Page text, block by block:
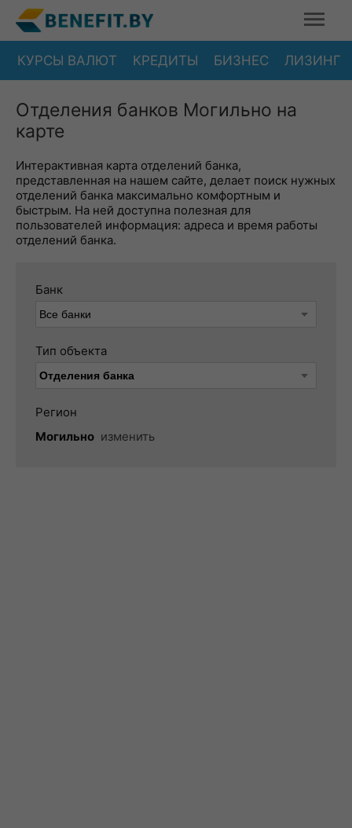
КУРСЫ ВАЛЮТ КРЕДИТЫ БИЗНЕС ЛИЗИНГ
Отделения банков Могильно на
карте
Интерактивная карта отделений банка,
представленная на нашем сайте, делает поиск нужных
отделений банка максимально комфортным и
быстрым. На ней доступна полезная для
пользователей информация: адреса и время работы
отделений банка.
Банк
Тип объекта
Регион
Могильно изменить